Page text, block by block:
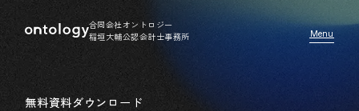
合同会社オントロジー
稲垣大輔公認会計士事務所
無料資料ダウンロード